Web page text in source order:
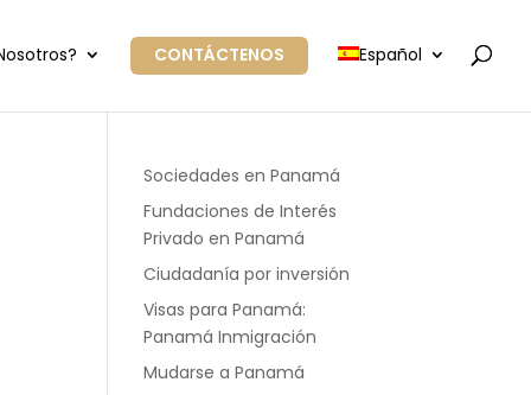
CONTÁCTENOS Español
Sociedades en Panamá
Fundaciones de Interés
Privado en Panamá
Ciudadanía por inversión
Visas para Panamá:
Panamá Inmigración
Mudarse a Panamá